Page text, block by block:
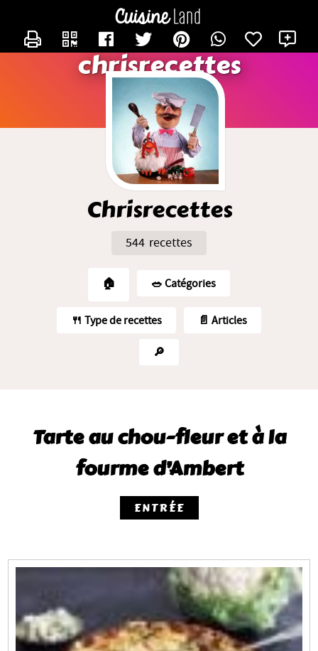
chrisrecettes
Chrisrecettes
544 recettes
🏠 🥗️ Catégories
🍴 Type de recettes 📄 Articles
🔎
Tarte au chou-fleur et à la
fourme d’Ambert
ENTRÉE
CONTACTER CHRISRECETTES